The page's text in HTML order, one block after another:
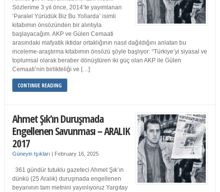
Sözlerime 3 yıl önce, 2014’te yayımlanan
‘Paralel Yürüdük Biz Bu Yollarda’ isimli
kitabımın önsözünden bir alıntıyla
başlayacağım. AKP ve Gülen Cemaati
arasındaki mafyatik iktidar ortaklığının nasıl dağıldığını anlatan bu
inceleme-araştırma kitabımın önsözü şöyle başlıyor: “Türkiye’yi siyasal ve
toplumsal olarak beraber dönüştüren iki güç olan AKP ile Gülen
Cemaati’nin birlikteliği ve […]
CONTINUE READING
Ahmet Şık’ın Duruşmada
Engellenen Savunması – ARALIK
2017
Güneyin Işıkları | February 16, 2025
361 gündür tutuklu gazeteci Ahmet Şık’ın
dünkü (25 Aralık) duruşmada engellenen
beyanının tam metnini yayınlıyoruz Yargıtay